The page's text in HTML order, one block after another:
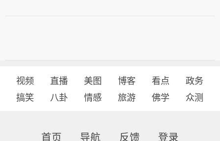
视频 直播 美图 博客 看点
政务
搞笑
八卦 情感 旅游 佛学 众测
首页 导航 反馈 登录